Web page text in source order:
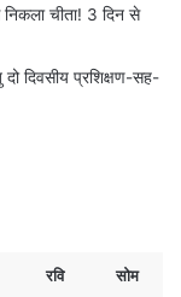
चीता! 3 दिन से
दिवसीय प्रशिक्षण-सह-
रवि सोम